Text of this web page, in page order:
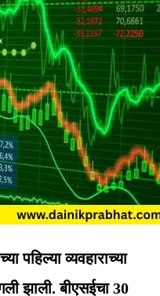
पहिल्या व्यवहाराच्या
झाली. बीएसईचा 30